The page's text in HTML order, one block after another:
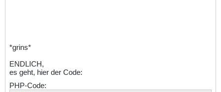
*grins*
ENDLICH,
es geht, hier der Code:
PHP-Code: